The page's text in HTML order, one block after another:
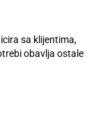
sa klijentima,
obavlja ostale